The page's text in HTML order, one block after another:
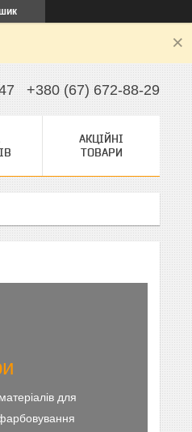
+380 (67) 672-88-29
АКЦІЙНІ
ТОВАРИ
для